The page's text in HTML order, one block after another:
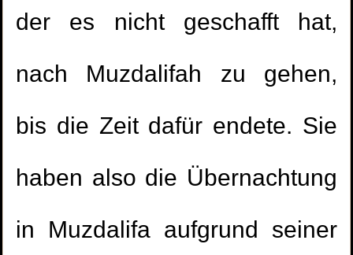
der es nicht geschafft hat,
nach Muzdalifah zu gehen,
bis die Zeit dafür endete. Sie
haben also die Übernachtung
in Muzdalifa aufgrund seiner